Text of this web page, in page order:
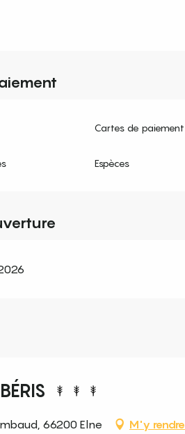
Cartes de paiement
Espèces
66200 Elne M'y rendre